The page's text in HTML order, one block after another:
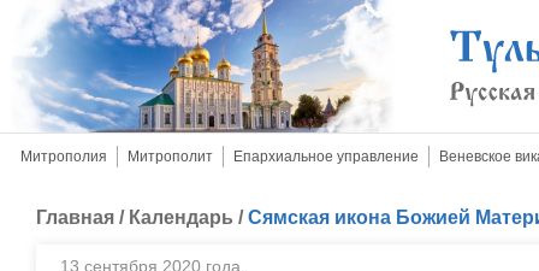
Митрополия Митрополит Епархиальное управление Веневское
Главная / Календарь /Сямская икона Божией
13 сентября 2020 года.